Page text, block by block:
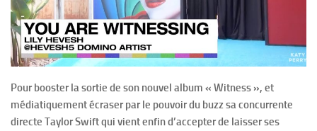
Pour booster la sortie de son nouvel album « Witness », et
médiatiquement écraser par le pouvoir du buzz sa concurrente
directe Taylor Swift qui vient enfin d’accepter de laisser ses